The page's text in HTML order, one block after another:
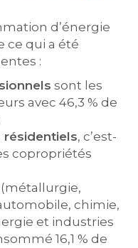
d’énergie
ce qui a été
:
sont les
avec 46,3 % de
résidentiels, c’est-
copropriétés
(métallurgie,
chimie,
et industries
16,1 % de